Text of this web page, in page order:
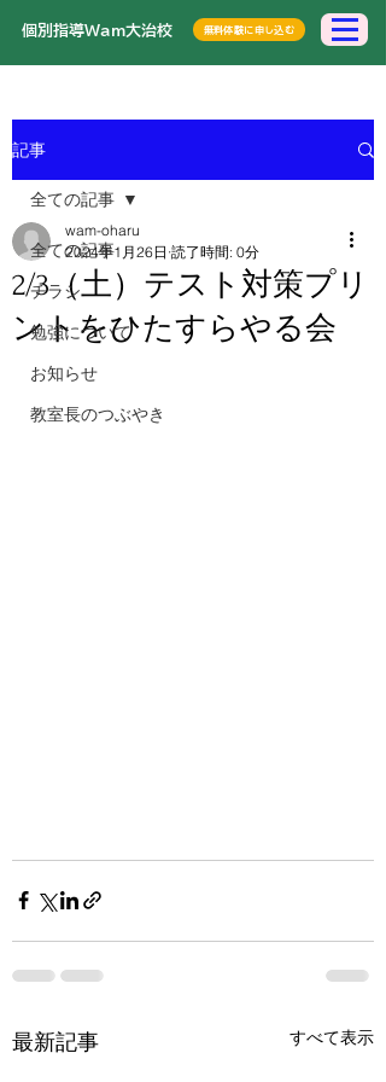
​個別指導Wam大治校 無料体験に申し込む
記事
全ての記事
チラシ
勉強について
お知らせ
教室長のつぶやき
全ての記事
2/3（土）テスト対策プリ
ントをひたすらやる会
wam-oharu
2024年1月26日 読了時間: 0分
最新記事 すべて表示